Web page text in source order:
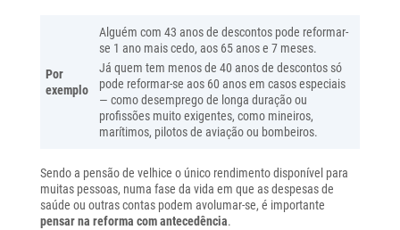
Por
exemplo
Alguém com 43 anos de descontos pode reformar-
se 1 ano mais cedo, aos 65 anos e 7 meses.
Já quem tem menos de 40 anos de descontos só
pode reformar-se aos 60 anos em casos especiais
— como desemprego de longa duração ou
profissões muito exigentes, como mineiros,
marítimos, pilotos de aviação ou bombeiros.
Sendo a pensão de velhice o único rendimento disponível para
muitas pessoas, numa fase da vida em que as despesas de
saúde ou outras contas podem avolumar-se, é importante
pensar na reforma com antecedência.